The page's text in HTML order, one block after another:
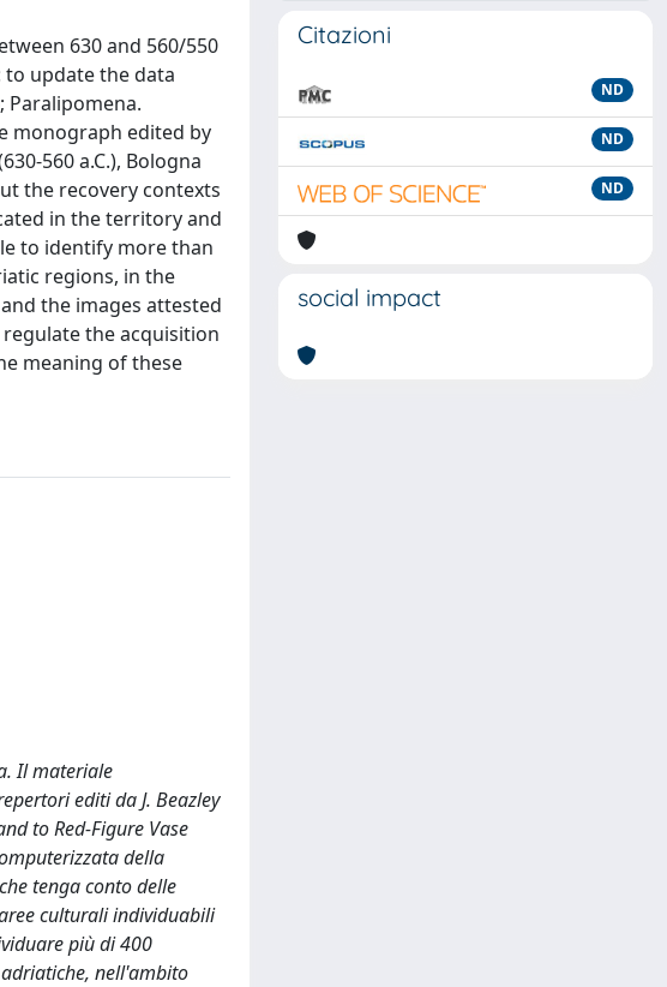
630 and 560/550
to update the data
Paralipomena.
monograph edited by
560 a.C.), Bologna
the recovery contexts
in the territory and
to identify more than
regions, in the
the images attested
the acquisition
meaning of these
Il materiale
editi da J. Beazley
to Red-Figure Vase
della
tenga conto delle
culturali individuabili
più di 400
nell'ambito
Citazioni
ND
ND
ND
social impact